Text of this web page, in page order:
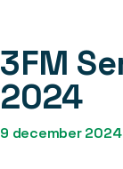
3FM
2024
9 december 2024